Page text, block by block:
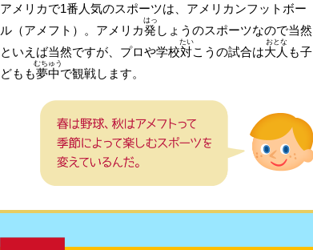
アメリカで1番人気のスポーツは、アメリカンフットボー
ル（アメフト）。アメリカ発
はっ
しょうのスポーツなので当然
といえば当然ですが、プロや学校対
たい
こうの試合は大人
おとな
も子
どもも夢中
むちゅう
で観戦します。